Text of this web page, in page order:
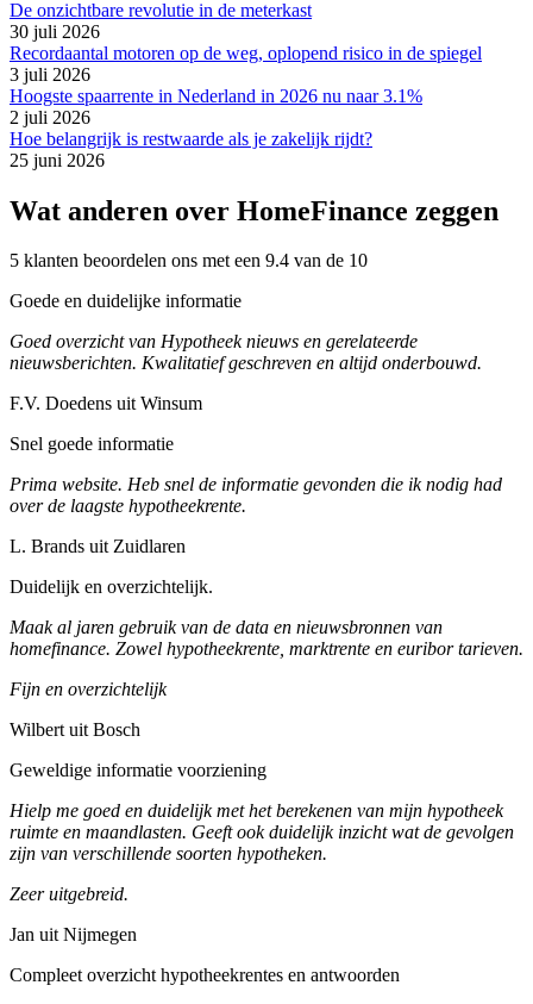
De onzichtbare revolutie in de meterkast
30 juli 2026
Recordaantal motoren op de weg, oplopend risico in de spiegel
3 juli 2026
Hoogste spaarrente in Nederland in 2026 nu naar 3.1%
2 juli 2026
Hoe belangrijk is restwaarde als je zakelijk rijdt?
25 juni 2026
Wat anderen over HomeFinance zeggen
5 klanten beoordelen ons met een 9.4 van de 10
Goede en duidelijke informatie
Goed overzicht van Hypotheek nieuws en gerelateerde
nieuwsberichten. Kwalitatief geschreven en altijd onderbouwd.
F.V. Doedens uit Winsum
Snel goede informatie
Prima website. Heb snel de informatie gevonden die ik nodig had
over de laagste hypotheekrente.
L. Brands uit Zuidlaren
Duidelijk en overzichtelijk.
Maak al jaren gebruik van de data en nieuwsbronnen van
homefinance. Zowel hypotheekrente, marktrente en euribor tarieven.
Fijn en overzichtelijk
Wilbert uit Bosch
Geweldige informatie voorziening
Hielp me goed en duidelijk met het berekenen van mijn hypotheek
ruimte en maandlasten. Geeft ook duidelijk inzicht wat de gevolgen
zijn van verschillende soorten hypotheken.
Zeer uitgebreid.
Jan uit Nijmegen
Compleet overzicht hypotheekrentes en antwoorden